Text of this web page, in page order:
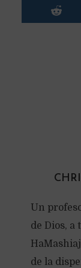
Un
de Dios, a
de la